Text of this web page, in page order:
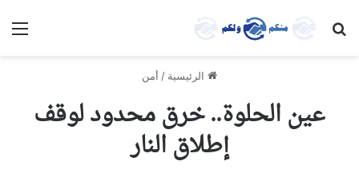
بحث عن
الرئيسية / أمن
عين الحلوة.. خرق محدود لوقف
إطلاق النار